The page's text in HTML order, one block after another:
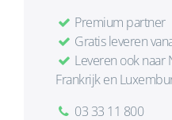
Premium partner
Gratis leveren
Leveren ook naar
Frankrijk en
03 33 11 800